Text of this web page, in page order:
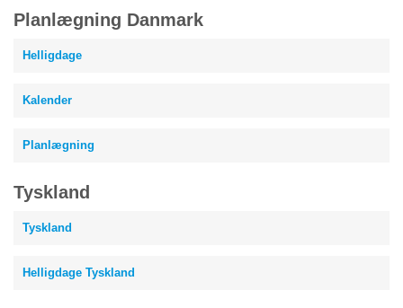
Planlægning Danmark
Helligdage
Kalender
Planlægning
Tyskland
Tyskland
Helligdage Tyskland